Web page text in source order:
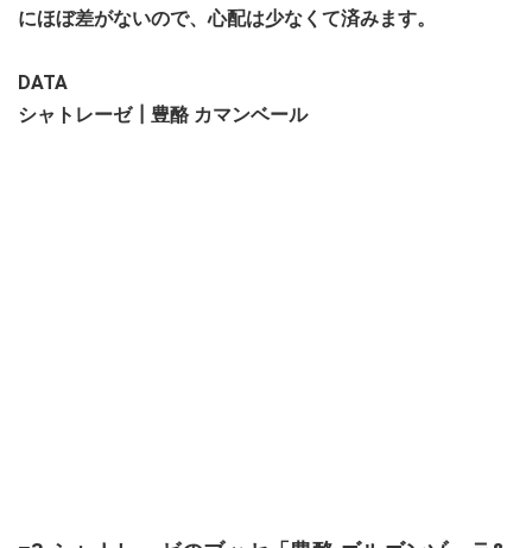
にほぼ差がないので、心配は少なくて済みます。
DATA
シャトレーゼ┃豊酪 カマンベール